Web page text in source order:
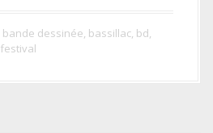
bande dessinée, bassillac, bd,
festival